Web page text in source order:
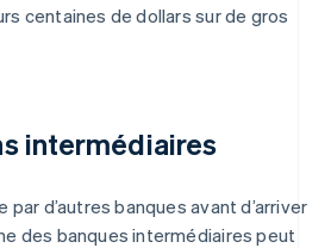
centaines de dollars sur de gros
intermédiaires
d’autres banques avant d’arriver
des banques intermédiaires peut